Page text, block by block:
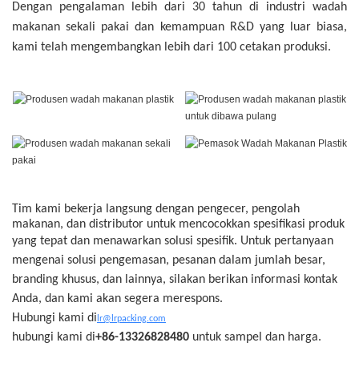
Dengan pengalaman lebih dari 30 tahun di industri wadah
makanan sekali pakai dan kemampuan R&D yang luar biasa,
kami telah mengembangkan lebih dari 100 cetakan produksi.
Tim kami bekerja langsung dengan pengecer, pengolah
makanan, dan distributor untuk mencocokkan spesifikasi produk
yang tepat dan menawarkan solusi spesifik. Untuk pertanyaan
mengenai solusi pengemasan, pesanan dalam jumlah besar,
branding khusus, dan lainnya, silakan berikan informasi kontak
Anda, dan kami akan segera merespons.
Hubungi kami di lr@lrpacking.com
hubungi kami di+86-13326828480 untuk sampel dan harga.